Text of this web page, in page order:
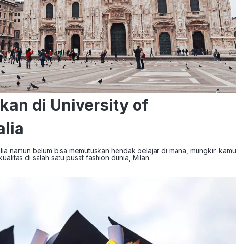
di University of
namun belum bisa memutuskan hendak belajar di mana, mungkin kamu
di salah satu pusat fashion dunia, Milan.